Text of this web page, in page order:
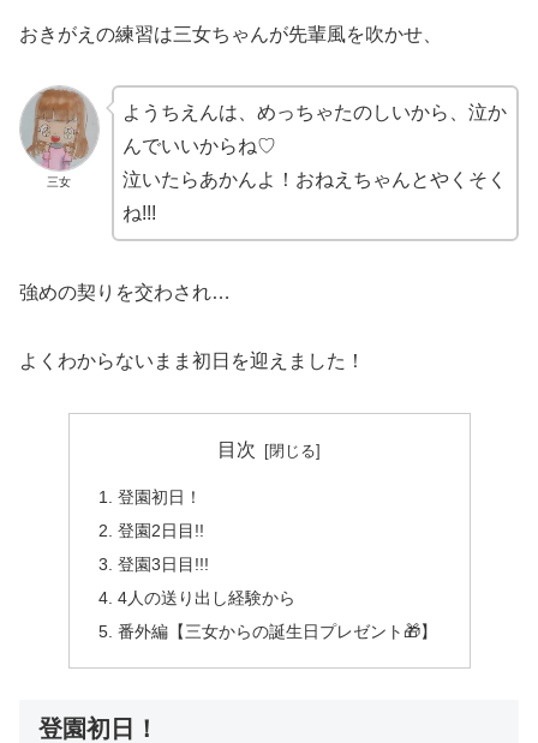
おきがえの練習は三女ちゃんが先輩風を吹かせ、
三女
ようちえんは、めっちゃたのしいから、泣か
んでいいからね♡
泣いたらあかんよ！おねえちゃんとやくそく
ね!!!
強めの契りを交わされ…
よくわからないまま初日を迎えました！
目次
登園初日！
登園2日目!!
登園3日目!!!
4人の送り出し経験から
番外編【三女からの誕生日プレゼント🎁】
登園初日！